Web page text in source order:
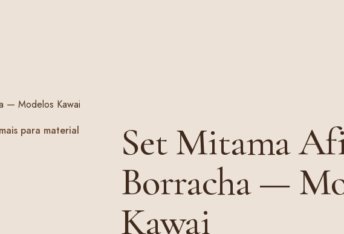
— Modelos Kawai
Set Mitama
Borracha —
Kawai